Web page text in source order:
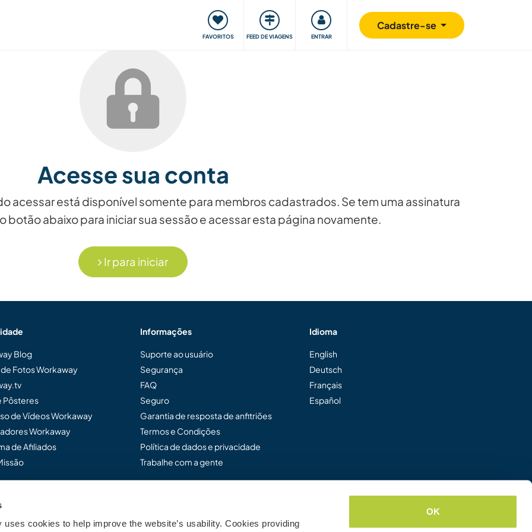
cookies to help improve the website’s usability. Cookies providing
OK
FAVORITOS FEED DE VIAGENS ENTRAR
Cadastre-se
Viaje e aprenda Comunidade Retribuindo Segurança
Acesse sua conta
acessar está disponível somente para membros cadastrados. Se tem uma assinatura
botão abaixo para iniciar sua sessão e acessar esta página novamente.
Ir para iniciar
Blog
Fotos Workaway
Pôsteres
de Vídeos Workaway
Workaway
de Afiliados
Informações
Suporte ao usuário
Segurança
FAQ
Seguro
Garantia de resposta de anfitriões
Termos e Condições
Política de dados e privacidade
Trabalhe com a gente
Idioma
English
Deutsch
Français
Español
Workaway...